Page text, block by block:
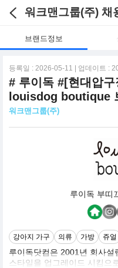
워크맨그룹(주) 채
브랜드정보
등록일 : 2026-05-11 | 업데이트 :
# 루이독 #[현대압
louisdog boutique
워크맨그룹(주)
루이독 부띠
강아지 가구 의류 가방 쥬얼
루이독닷컴은 2001년 회사설
스타일을 업그레이드 시킴으